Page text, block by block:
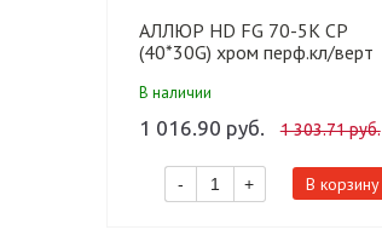
АЛЛЮР HD FG 70-5К CP
(40*30G) хром перф.кл/верт
В наличии
1 016.90 руб. 1 303.71 руб.
- + В корзину